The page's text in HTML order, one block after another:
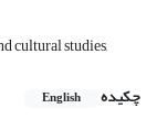
cultural studies,
چکیده
English